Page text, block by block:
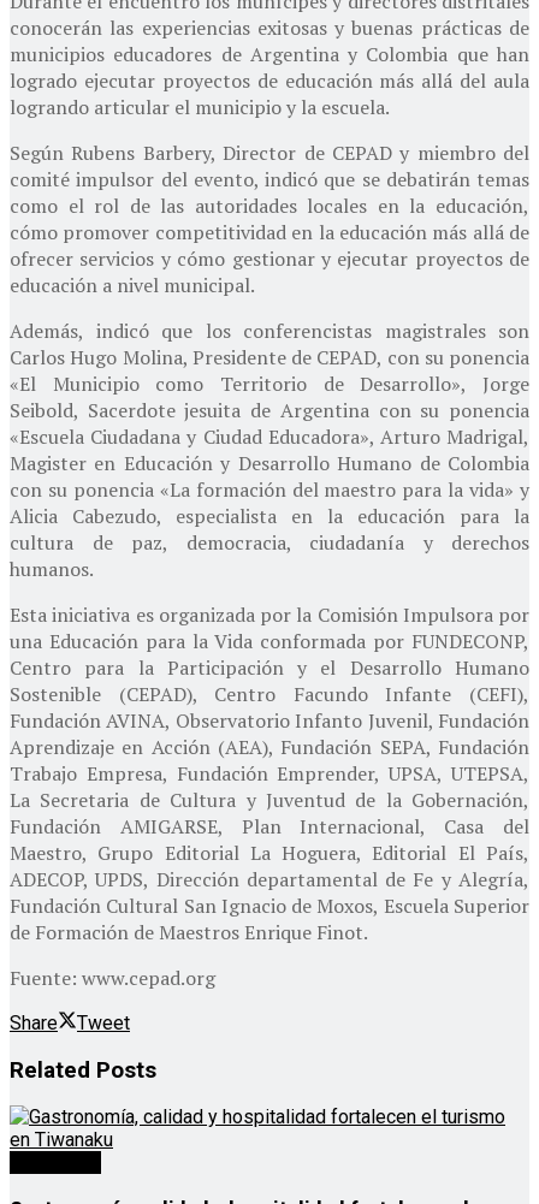
conocerán las experiencias exitosas y buenas prácticas de
municipios educadores de Argentina y Colombia que han
logrado ejecutar proyectos de educación más allá del aula
logrando articular el municipio y la escuela.
Según Rubens Barbery, Director de CEPAD y miembro del
comité impulsor del evento, indicó que se debatirán temas
como el rol de las autoridades locales en la educación,
cómo promover competitividad en la educación más allá de
ofrecer servicios y cómo gestionar y ejecutar proyectos de
educación a nivel municipal.
Además, indicó que los conferencistas magistrales son
Carlos Hugo Molina, Presidente de CEPAD, con su ponencia
«El Municipio como Territorio de Desarrollo», Jorge
Seibold, Sacerdote jesuita de Argentina con su ponencia
«Escuela Ciudadana y Ciudad Educadora», Arturo Madrigal,
Magister en Educación y Desarrollo Humano de Colombia
con su ponencia «La formación del maestro para la vida» y
Alicia Cabezudo, especialista en la educación para la
cultura de paz, democracia, ciudadanía y derechos
humanos.
Esta iniciativa es organizada por la Comisión Impulsora por
una Educación para la Vida conformada por FUNDECONP,
Centro para la Participación y el Desarrollo Humano
Sostenible (CEPAD), Centro Facundo Infante (CEFI),
Fundación AVINA, Observatorio Infanto Juvenil, Fundación
Aprendizaje en Acción (AEA), Fundación SEPA, Fundación
Trabajo Empresa, Fundación Emprender, UPSA, UTEPSA,
La Secretaria de Cultura y Juventud de la Gobernación,
Fundación AMIGARSE, Plan Internacional, Casa del
Maestro, Grupo Editorial La Hoguera, Editorial El País,
ADECOP, UPDS, Dirección departamental de Fe y Alegría,
Fundación Cultural San Ignacio de Moxos, Escuela Superior
de Formación de Maestros Enrique Finot.
Fuente: www.cepad.org
Share Tweet
Related Posts